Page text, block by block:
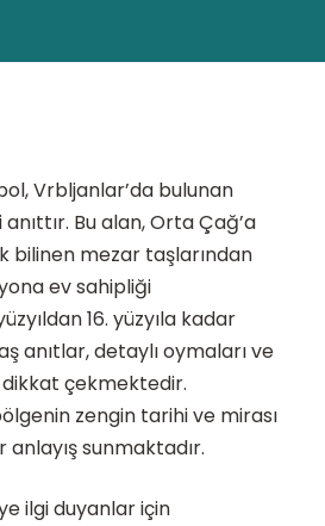
Vrbljanlar’da bulunan
Bu alan, Orta Çağ’a
bilinen mezar taşlarından
ev sahipliği
16. yüzyıla kadar
anıtlar, detaylı oymaları ve
çekmektedir.
zengin tarihi ve mirası
anlayış sunmaktadır.
ilgi duyanlar için